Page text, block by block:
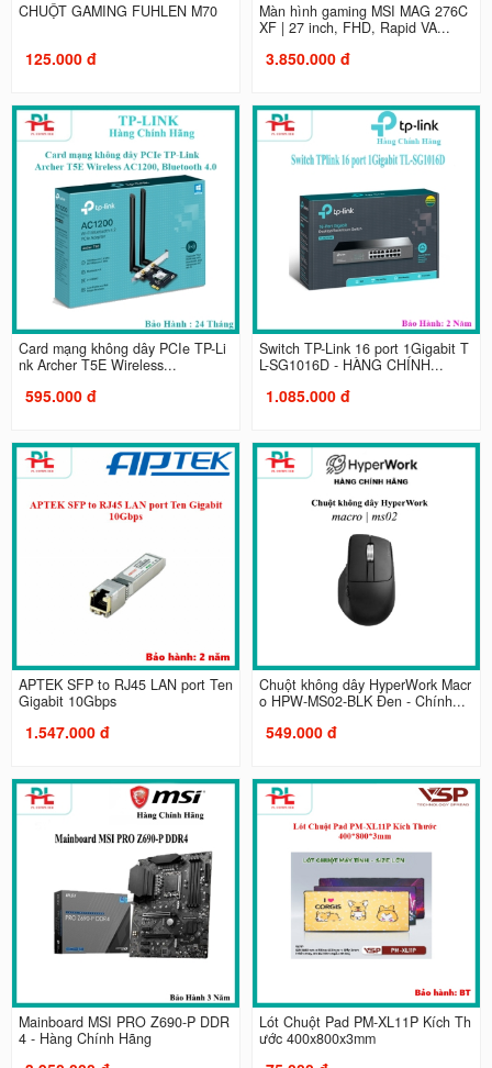
CHUỘT GAMING FUHLEN M70
125.000 đ
Màn hình gaming MSI MAG 276C
XF | 27 inch, FHD, Rapid VA...
3.850.000 đ
Card mạng không dây PCIe TP-Li
nk Archer T5E Wireless...
595.000 đ
Switch TP-Link 16 port 1Gigabit T
L-SG1016D - HÀNG CHÍNH...
1.085.000 đ
APTEK SFP to RJ45 LAN port Ten
Gigabit 10Gbps
1.547.000 đ
Chuột không dây HyperWork Macr
o HPW-MS02-BLK Đen - Chính...
549.000 đ
Mainboard MSI PRO Z690-P DDR
4 - Hàng Chính Hãng
Lót Chuột Pad PM-XL11P Kích Th
ước 400x800x3mm